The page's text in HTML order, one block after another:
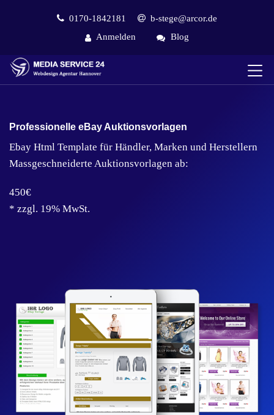
0170-1842181
b-stege@arcor.de
Anmelden
Blog
Professionelle eBay Auktionsvorlagen
Ebay Html Template für Händler, Marken und Herstellern
Massgeschneiderte Auktionsvorlagen ab:
450€
* zzgl. 19% MwSt.